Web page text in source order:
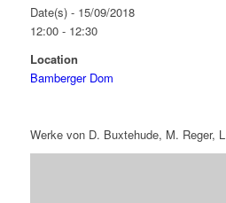
Date(s) - 15/09/2018
12:00 - 12:30
Location
Bamberger Dom
Werke von D. Buxtehude, M. Reger,